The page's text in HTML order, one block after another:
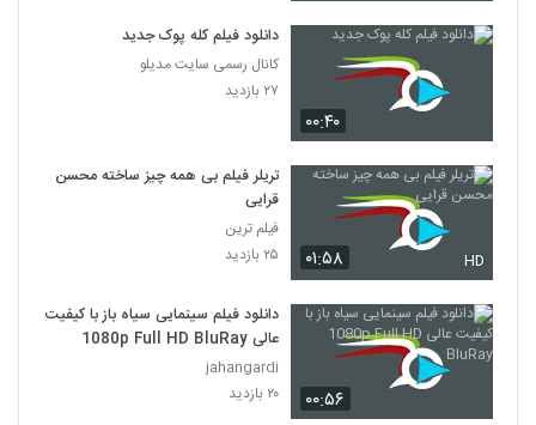
دانلود فیلم ناردون
19 کیفیت عالی
20
فیلم ایرانی من کارگرم
۲,۱۲۳ بازدید
دانلود فیلم سینمایی بیتابی بیتا
۰۰:۴۰
دانلود فیلم کله پوک جدید
کانال رسمی سایت مدیلو
۲۷ بازدید
۰۱:۵۸ HD
تریلر فیلم بی همه چیز ساخته محسن
قرایی
فیلم ترین
۲۵ بازدید
۰۰:۵۶
دانلود فیلم سینمایی سیاه باز با کیفیت
عالی 1080p Full HD BluRay
jahangardi
۲۰ بازدید